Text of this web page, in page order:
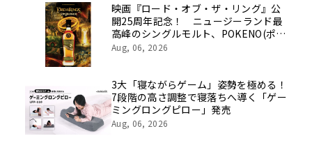
映画『ロード・オブ・ザ・リング』公
開25周年記念！ ニュージーランド最
高峰のシングルモルト、POKENO(ポケ
ノ)より 数量限定ウイスキー「リング
Aug, 06, 2026
3大「寝ながらゲーム」姿勢を極める！
7段階の高さ調整で寝落ちへ導く「ゲー
ミングロングピロー」発売
Aug, 06, 2026